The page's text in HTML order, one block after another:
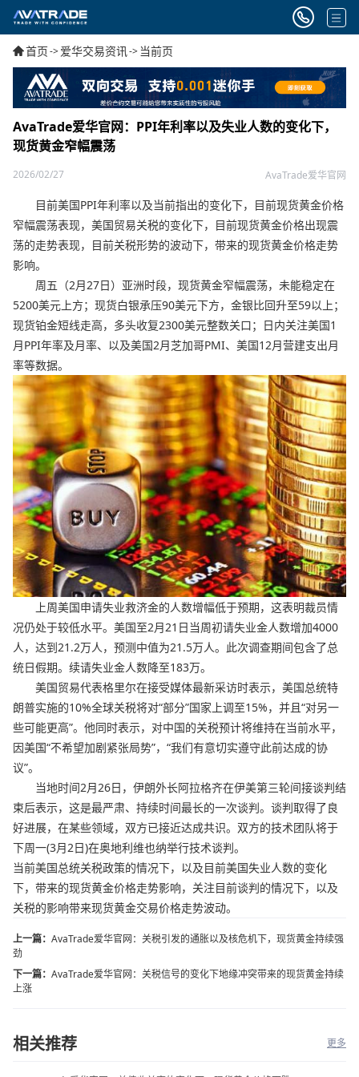
首页->爱华交易资讯-> 当前页
AvaTrade爱华官网：PPI年利率以及失业人数的变化下，
现货黄金窄幅震荡
2026/02/27 AvaTrade爱华官网
目前美国PPI年利率以及当前指出的变化下，目前现货黄金价格
窄幅震荡表现，美国贸易关税的变化下，目前现货黄金价格出现震
荡的走势表现，目前关税形势的波动下，带来的现货黄金价格走势
影响。
周五（2月27日）亚洲时段，现货黄金窄幅震荡，未能稳定在
5200美元上方；现货白银承压90美元下方，金银比回升至59以上；
现货铂金短线走高，多头收复2300美元整数关口；日内关注美国1
月PPI年率及月率、以及美国2月芝加哥PMI、美国12月营建支出月
率等数据。
上周美国申请失业救济金的人数增幅低于预期，这表明裁员情
况仍处于较低水平。美国至2月21日当周初请失业金人数增加4000
人，达到21.2万人，预测中值为21.5万人。此次调查期间包含了总
统日假期。续请失业金人数降至183万。
美国贸易代表格里尔在接受媒体最新采访时表示，美国总统特
朗普实施的10%全球关税将对“部分”国家上调至15%，并且“对另一
些可能更高”。他同时表示，对中国的关税预计将维持在当前水平，
因美国“不希望加剧紧张局势”，“我们有意切实遵守此前达成的协
议”。
当地时间2月26日，伊朗外长阿拉格齐在伊美第三轮间接谈判结
束后表示，这是最严肃、持续时间最长的一次谈判。谈判取得了良
好进展，在某些领域，双方已接近达成共识。双方的技术团队将于
下周一(3月2日)在奥地利维也纳举行技术谈判。
当前美国总统关税政策的情况下，以及目前美国失业人数的变化
下，带来的现货黄金价格走势影响，关注目前谈判的情况下，以及
关税的影响带来现货黄金交易价格走势波动。
上一篇： AvaTrade爱华官网：关税引发的通胀以及核危机下，现货黄金持续强
劲
下一篇： AvaTrade爱华官网：关税信号的变化下地缘冲突带来的现货黄金持续
上涨
相关推荐 更多